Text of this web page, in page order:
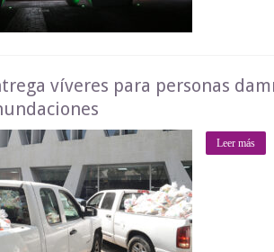
víveres para personas
Leer más